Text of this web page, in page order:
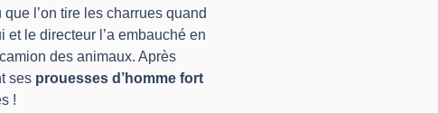
l’on tire les charrues quand
et le directeur l’a embauché en
des animaux. Après
ses prouesses d’homme fort
!